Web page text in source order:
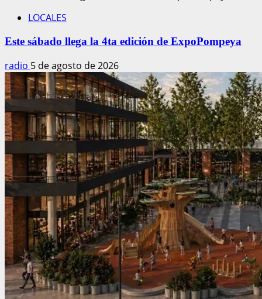
LOCALES
Este sábado llega la 4ta edición de ExpoPompeya
radio 5 de agosto de 2026